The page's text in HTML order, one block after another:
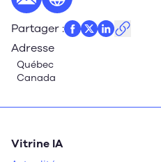
Partager :
Adresse
Québec
Canada
Vitrine IA